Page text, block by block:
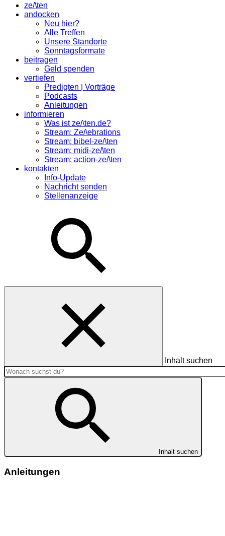
ze/\ten
andocken
Neu hier?
Alle Treffen
Unsere Standorte
Sonntagsformate
beitragen
Geld spenden
vertiefen
Predigten | Vorträge
Podcasts
Anleitungen
informieren
Was ist ze/\ten.de?
Stream: Ze/\ebrations
Stream: bibel-ze/\ten
Stream: midi-ze/\ten
Stream: action-ze/\ten
kontakten
Info-Update
Nachricht senden
Stellenanzeige
Inhalt suchen
Inhalt suchen
Anleitungen